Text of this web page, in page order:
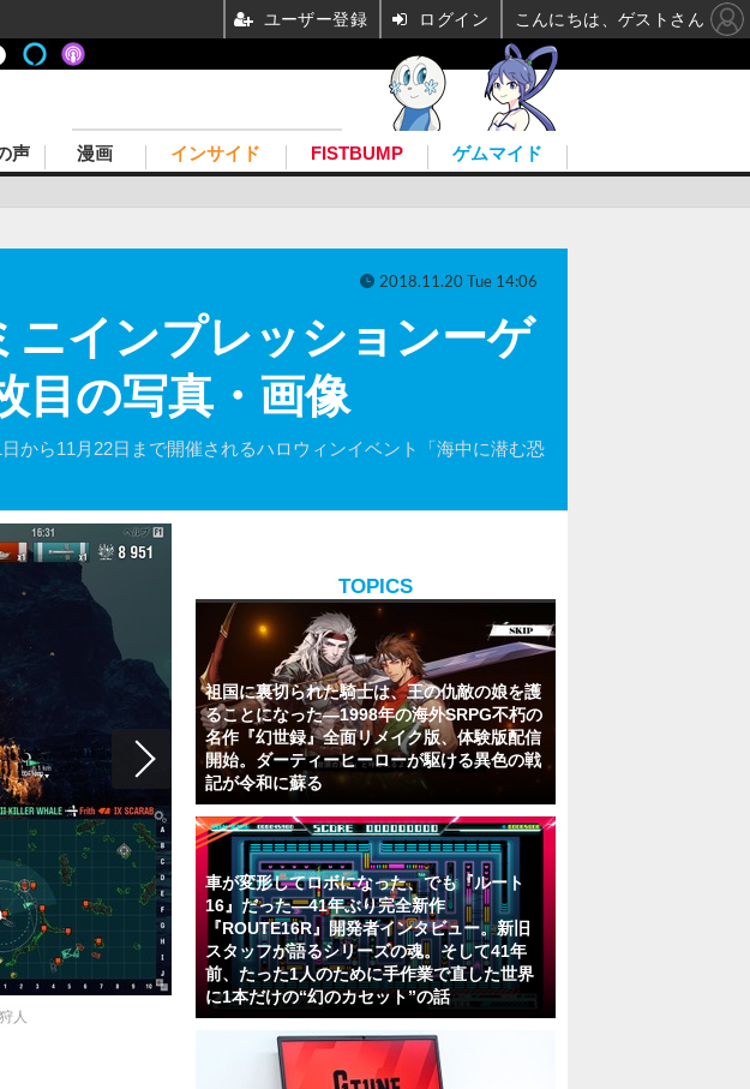
声 漫画 インサイド FISTBUMP ゲムマイド
ニインプレッションーゲ
目の写真・画像
から11月22日まで開催されるハロウィンイベント「海中に潜む恐
2018.11.20 Tue 14:06
人
TOPICS
祖国に裏切られた騎士は、王の仇敵の娘を護
ることになった―1998年の海外SRPG不朽の
名作『幻世録』全面リメイク版、体験版配信
開始。ダーティーヒーローが駆ける異色の戦
記が令和に蘇る
車が変形してロボになった、でも『ルート
16』だった―41年ぶり完全新作
『ROUTE16R』開発者インタビュー。新旧
スタッフが語るシリーズの魂。そして41年
前、たった1人のために手作業で直した世界
に1本だけの“幻のカセット”の話
ユーザー登録 ログイン こんにちは、ゲストさん